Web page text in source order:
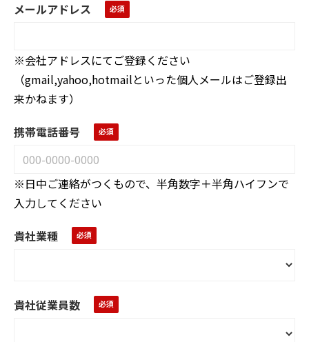
メールアドレス
※会社アドレスにてご登録ください
（gmail,yahoo,hotmailといった個人メールはご登録出
来かねます）
携帯電話番号
※日中ご連絡がつくもので、 半角数字＋半角ハイフンで
入力してください
貴社業種
貴社従業員数